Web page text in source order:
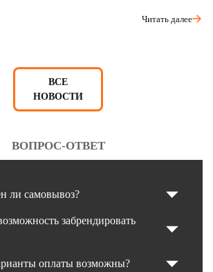
Читать далее
ВСЕ
НОВОСТИ
ВОПРОС-ОТВЕТ
ли самовывоз?
забрендировать
оплаты возможны?